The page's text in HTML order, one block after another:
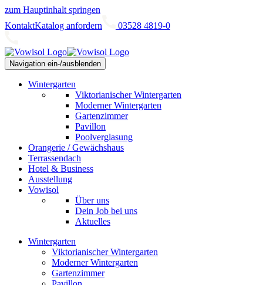
zum Hauptinhalt springen
KontaktKatalog anfordern 03528 4819-0
Navigation ein-/ausblenden
Wintergarten
Viktorianischer Wintergarten
Moderner Wintergarten
Gartenzimmer
Pavillon
Poolverglasung
Orangerie / Gewächshaus
Terrassendach
Hotel & Business
Ausstellung
Vowisol
Über uns
Dein Job bei uns
Aktuelles
Wintergarten
Viktorianischer Wintergarten
Moderner Wintergarten
Gartenzimmer